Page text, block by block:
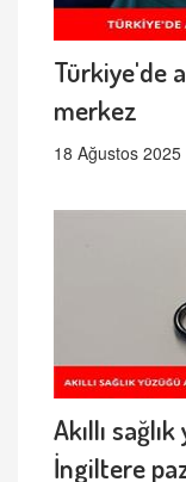
Türkiye'de
merkez
18 Ağustos
Akıllı
İngiltere